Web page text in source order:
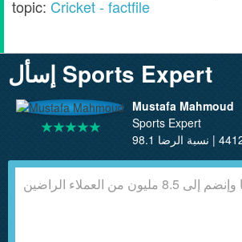
topic: Cricket - factfile
إسأل Sports Expert
Mustafa Mahmoud
Sports Expert